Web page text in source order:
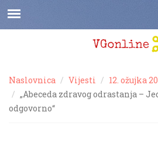
Naslovnica Vijesti
12. ožujka
„Abeceda zdravog odrastanja –
odgovorno“